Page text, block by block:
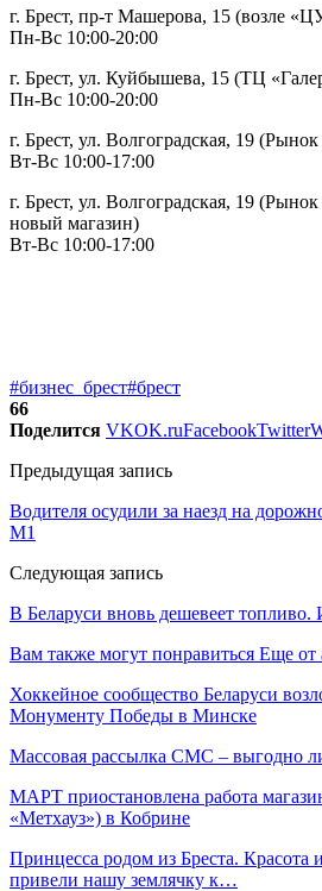
г. Брест, пр-т Машерова, 15 (возле
Пн-Вс 10:00-20:00
г. Брест, ул. Куйбышева, 15 (ТЦ
Пн-Вс 10:00-20:00
г. Брест, ул. Волгоградская, 19
Вт-Вс 10:00-17:00
г. Брест, ул. Волгоградская, 19
новый магазин)
Вт-Вс 10:00-17:00
#бизнес_брест#брест
66
Поделится VKOK.ruFacebookTwitter
Предыдущая запись
Водителя осудили за наезд на
М1
Следующая запись
В Беларуси вновь дешевеет топливо.
Вам также могут понравиться Еще от
Хоккейное сообщество Беларуси
Монументу Победы в Минске
Массовая рассылка СМС – выгодно
МАРТ приостановлена работа
«Метхауз») в Кобрине
Принцесса родом из Бреста. Красота
привели нашу землячку к…